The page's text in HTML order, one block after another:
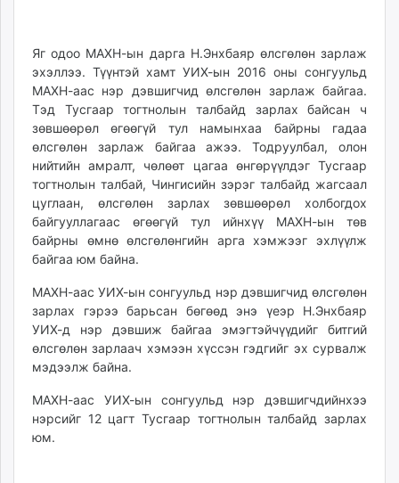
Baabar.mn
tovch.mn
ikon.mn
mnb.mn
Livetv.mn
Eguur.mn
24tsag.mn
shuud.mn
eagle.mn
ergelt.mn
today.mn
zuv.mn
mminfo.mn
ugluu.mn
unen.mn
asu.mn
Яг одоо МАХН-ын дарга Н.Энхбаяр өлсгөлөн зарлаж
эхэллээ. Түүнтэй хамт УИХ-ын 2016 оны сонгуульд
МАХН-аас нэр дэвшигчид өлсгөлөн зарлаж байгаа.
Тэд Тусгаар тогтнолын талбайд зарлах байсан ч
зөвшөөрөл өгөөгүй тул намынхаа байрны гадаа
өлсгөлөн зарлаж байгаа ажээ. Тодруулбал, олон
нийтийн амралт, чөлөөт цагаа өнгөрүүлдэг Тусгаар
тогтнолын талбай, Чингисийн зэрэг талбайд жагсаал
цуглаан, өлсгөлөн зарлах зөвшөөрөл холбогдох
байгууллагаас өгөөгүй тул ийнхүү МАХН-ын төв
байрны өмнө өлсгөлөнгийн арга хэмжээг эхлүүлж
байгаа юм байна.
МАХН-аас УИХ-ын сонгуульд нэр дэвшигчид өлсгөлөн
зарлах гэрээ барьсан бөгөөд энэ үеэр Н.Энхбаяр
УИХ-д нэр дэвшиж байгаа эмэгтэйчүүдийг битгий
өлсгөлөн зарлаач хэмээн хүссэн гэдгийг эх сурвалж
мэдээлж байна.
МАХН-аас УИХ-ын сонгуульд нэр дэвшигчдийнхээ
нэрсийг 12 цагт Тусгаар тогтнолын талбайд зарлах
юм.